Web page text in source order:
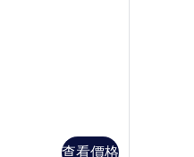
查看價格